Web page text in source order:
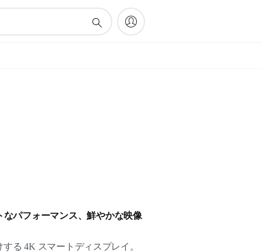
パフォーマンス、鮮やかな映像
る 4K スマートディスプレイ。